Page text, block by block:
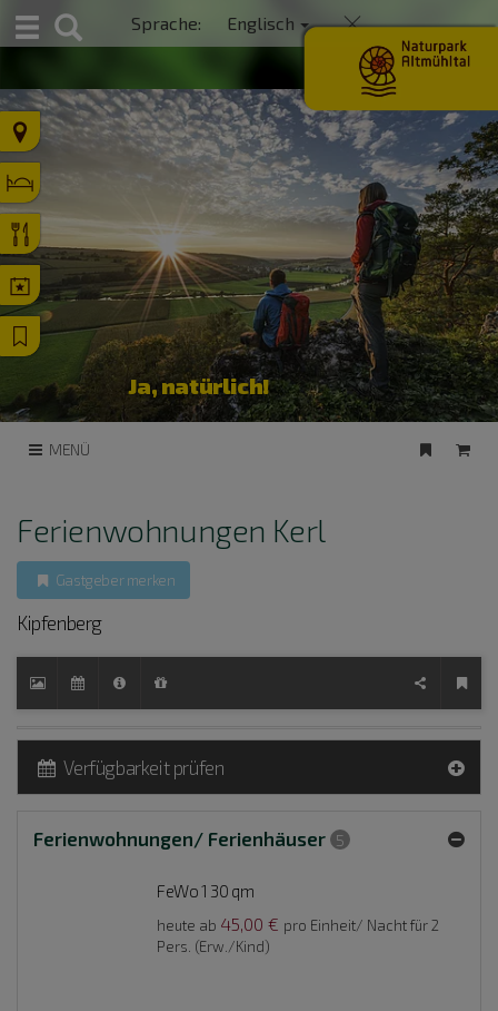
Sprache: Englisch
u
c
h
e
Ja, natürlich!
MENÜ
Ferienwohnungen Kerl
Gastgeber merken
Kipfenberg
Verfügbarkeit prüfen
Ferienwohnungen/ Ferienhäuser 5
FeWo 1 30 qm
heute ab 45,00 € pro Einheit/ Nacht für 2
Pers. (Erw./Kind)